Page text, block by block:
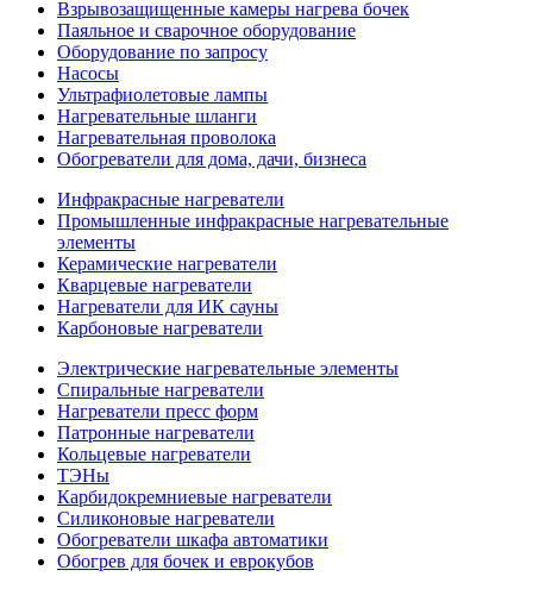
Взрывозащищенные камеры нагрева бочек
Паяльное и сварочное оборудование
Оборудование по запросу
Насосы
Ультрафиолетовые лампы
Нагревательные шланги
Нагревательная проволока
Обогреватели для дома, дачи, бизнеса
Инфракрасные нагреватели
Промышленные инфракрасные нагревательные
элементы
Керамические нагреватели
Кварцевые нагреватели
Нагреватели для ИК сауны
Карбоновые нагреватели
Электрические нагревательные элементы
Спиральные нагреватели
Нагреватели пресс форм
Патронные нагреватели
Кольцевые нагреватели
ТЭНы
Карбидокремниевые нагреватели
Силиконовые нагреватели
Обогреватели шкафа автоматики
Обогрев для бочек и еврокубов